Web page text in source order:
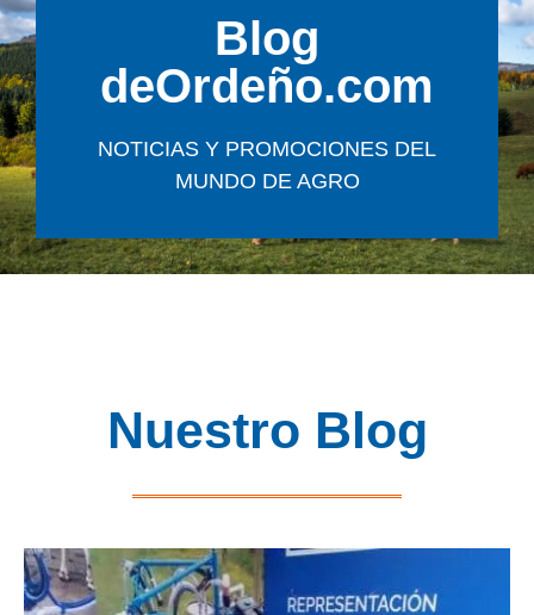
Blog
deOrdeño.com
NOTICIAS Y PROMOCIONES DEL
MUNDO DE AGRO
Nuestro Blog